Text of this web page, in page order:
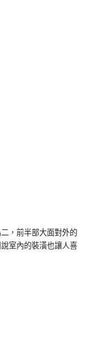
，前半部大面對外的
室內的裝潢也讓人喜